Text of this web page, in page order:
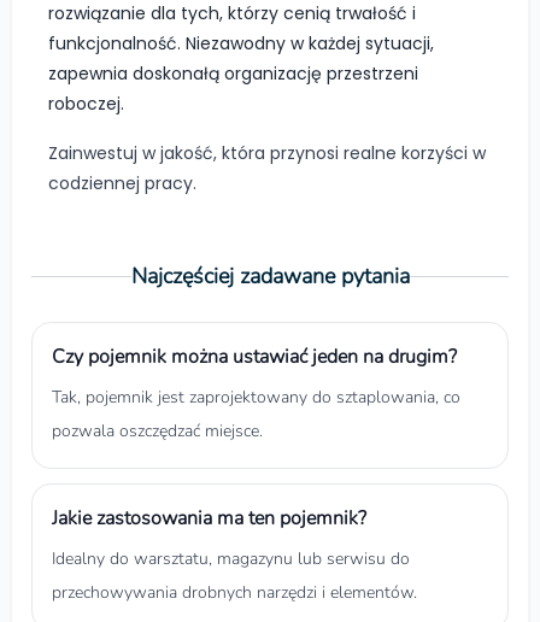
rozwiązanie dla tych, którzy cenią trwałość i
funkcjonalność. Niezawodny w każdej sytuacji,
zapewnia doskonałą organizację przestrzeni
roboczej.
Zainwestuj w jakość, która przynosi realne korzyści w
codziennej pracy.
Najczęściej zadawane pytania
Czy pojemnik można ustawiać jeden na drugim?
Tak, pojemnik jest zaprojektowany do sztaplowania, co
pozwala oszczędzać miejsce.
Jakie zastosowania ma ten pojemnik?
Idealny do warsztatu, magazynu lub serwisu do
przechowywania drobnych narzędzi i elementów.